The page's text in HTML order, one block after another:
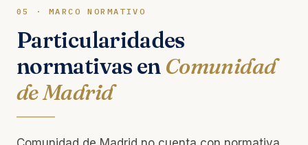
05 · MARCO NORMATIVO
Particularidades
normativas en Comunidad
de Madrid